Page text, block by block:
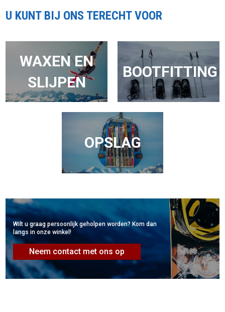
U KUNT BIJ ONS TERECHT VOOR
WAXEN EN
SLIJPEN
BOOTFITTING
OPSLAG
Wilt u graag persoonlijk geholpen worden? Kom dan
langs in onze winkel!
Neem contact met ons op